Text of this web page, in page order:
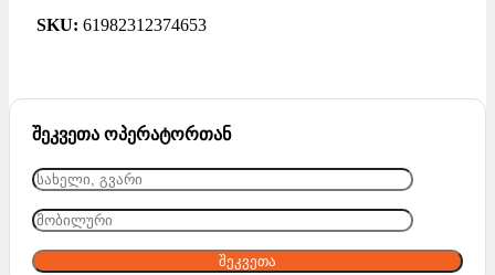
SKU: 61982312374653
შეკვეთა ოპერატორთან